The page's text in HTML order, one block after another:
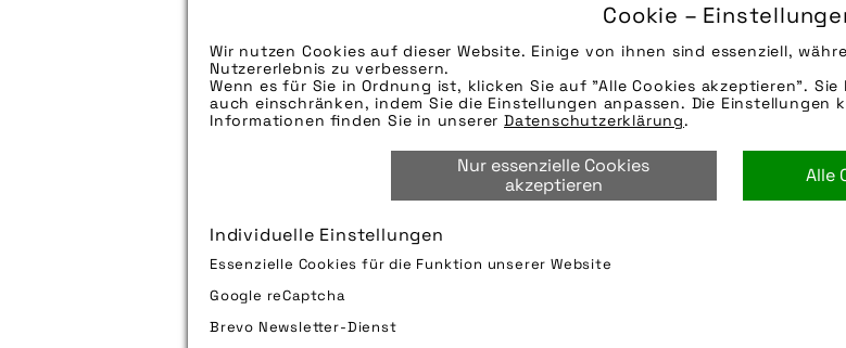
Cookie –
Wir nutzen Cookies auf dieser Website. Einige von ihnen sind essenziell,
Nutzererlebnis zu verbessern.
Wenn es für Sie in Ordnung ist, klicken Sie auf "Alle Cookies akzeptieren".
auch einschränken, indem Sie die Einstellungen anpassen. Die Einstellungen
Informationen finden Sie in unsererDatenschutzerklärung.
Nur essenzielle Cookies
akzeptieren
Alle
Individuelle Einstellungen
Essenzielle Cookies für die Funktion unserer Website
Google reCaptcha
Brevo Newsletter-Dienst
Die Bildunterschrift wird in Bälde
Mail oder Telefon kontaktieren, wir
Zu verwendender Bildnachweis:
Quelle/Source: „www.bumm.de | pd-
Technik-Info:
Hinweise zur weiteren Recherche:
Hersteller: Busch + Müller
beleuchtung,bumm,busch_+_müller
Bild downloaden